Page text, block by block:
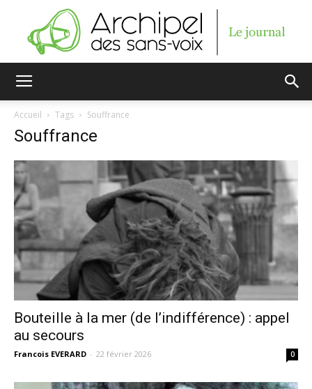
sans-
voix
Accueil Tags Souffrance
Souffrance
Bouteille à la mer (de l’indifférence) : appel
au secours
Francois EVERARD - 22 février 2026 0